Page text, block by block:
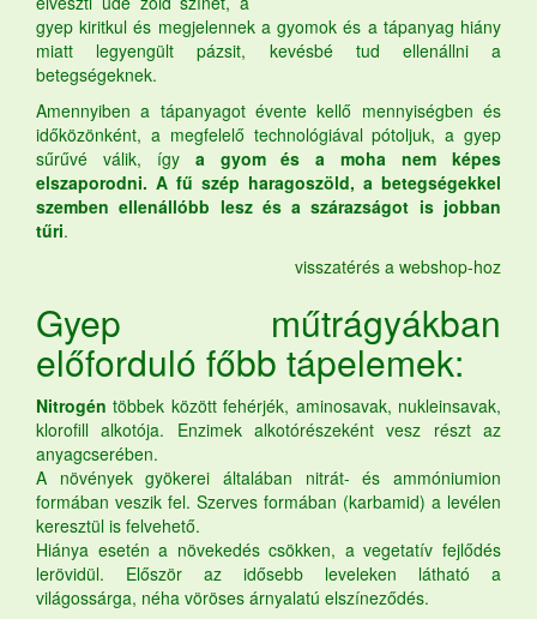
gyep kiritkul és megjelennek a gyomok és a tápanyag hiány
miatt legyengült pázsit, kevésbé tud ellenállni a
betegségeknek.
Amennyiben a tápanyagot évente kellő mennyiségben és
időközönként, a megfelelő technológiával pótoljuk, a gyep
sűrűvé válik, így a gyom és a moha nem képes
elszaporodni. A fű szép haragoszöld, a betegségekkel
szemben ellenállóbb lesz és a szárazságot is jobban
tűri.
visszatérés a webshop-hoz
Gyep műtrágyákban
előforduló főbb tápelemek:
Nitrogén többek között fehérjék, aminosavak, nukleinsavak,
klorofill alkotója. Enzimek alkotórészeként vesz részt az
anyagcserében.
A növények gyökerei általában nitrát- és ammóniumion
formában veszik fel. Szerves formában (karbamid) a levélen
keresztül is felvehető.
Hiánya esetén a növekedés csökken, a vegetatív fejlődés
lerövidül. Először az idősebb leveleken látható a
világossárga, néha vöröses árnyalatú elszíneződés.